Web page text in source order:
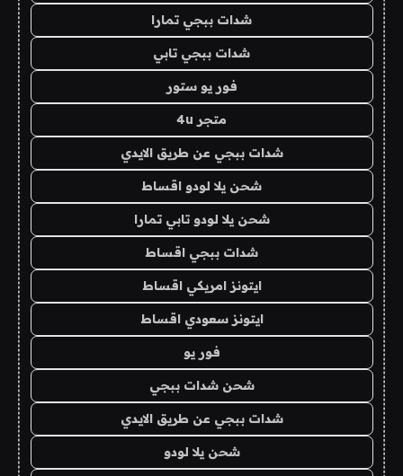
شدات ببجي تمارا
شدات ببجي تابي
فور يو ستور
متجر 4u
شدات ببجي عن طريق الايدي
شحن يلا لودو اقساط
شحن يلا لودو تابي تمارا
شدات ببجي اقساط
ايتونز امريكي اقساط
ايتونز سعودي اقساط
فور يو
شحن شدات ببجي
شدات ببجي عن طريق الايدي
شحن يلا لودو